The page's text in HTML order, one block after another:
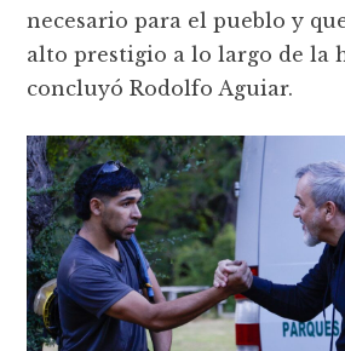
necesario para el pueblo y
alto prestigio a lo largo de la
concluyó Rodolfo Aguiar.